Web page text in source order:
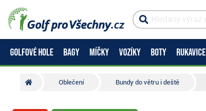
GOLFOVÉ HOLE BAGY MÍČKY VOZÍKY BOTY RUKAVICE
Oblečení Bundy do větru i deště